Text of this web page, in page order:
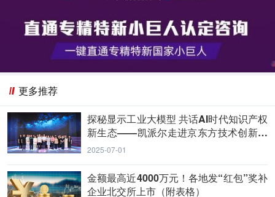
更多推荐
探秘显示工业大模型 共话AI时代知识产权
新生态——凯派尔走进京东方技术创新中
心
2025-07-01
金额最高近4000万元！各地发“红包”奖补
企业北交所上市（附表格）